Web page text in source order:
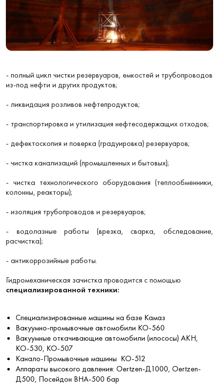
- полный цикл чистки резервуаров, емкостей и трубопроводов
из-под нефти и других продуктов;
- ликвидация розливов нефтепродуктов;
- транспортировка и утилизация нефтесодержащих отходов;
- дефектоскопия и поверка (градуировка) резервуаров;
- чистка канализаций (промышленных и бытовых);
- чистка технологического оборудования (теплообменники,
колонны, реакторы);
- изоляция трубопроводов и резервуаров;
- водолазные работы (врезка, сварка, обследование,
расчистка);
- антикоррозийные работы.
Гидромеханическая зачистка проводится с помощью
специализированной техники:
Специализированные машины на базе Камаз
Вакуумно-промывочные автомобили КО-560
Вакуумные откачивающие автомобили (илососы) АКН,
КО-530, КО-507
Канало-Промывочные машины КО-512
Аппараты высокого давления: Oertzen-Д1000, Oertzen-
Д500, Посейдон ВНА-500 бар